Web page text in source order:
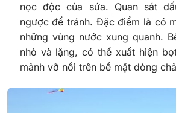
nọc độc của sứa. Quan sát
ngược để tránh. Đặc điểm là có
những vùng nước xung quanh.
nhỏ và lặng, có thể xuất hiện
mảnh vỡ nổi trên bề mặt dòng